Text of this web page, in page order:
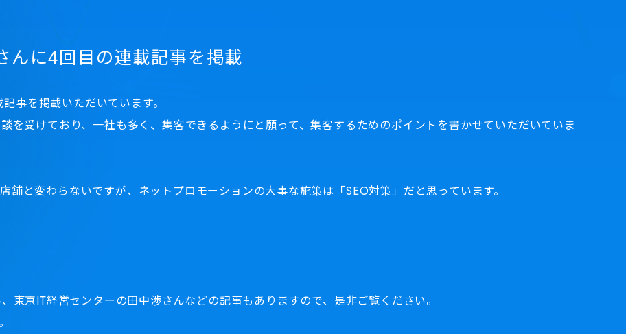
んに4回目の連載記事を掲載
事を掲載いただいています。
を受けており、一社も多く、集客できるようにと願って、集客するためのポイントを書かせていただいていま
と変わらないですが、ネットプロモーションの大事な施策は「SEO対策」だと思っています。
東京IT経営センターの田中渉さんなどの記事もありますので、是非ご覧ください。